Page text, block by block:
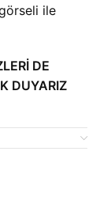
ile
DE
DUYARIZ